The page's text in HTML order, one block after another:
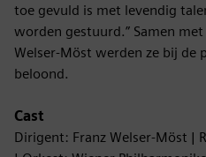
toe gevuld is met levendig
worden gestuurd.” Samen
Welser-Möst werden ze bij de
beloond.
Cast
Dirigent: Franz Welser-Möst |